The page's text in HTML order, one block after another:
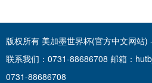
版权所有 美加墨世界杯(官方中文网站
联系我们：0731-88686708 邮箱：
0731-88686708